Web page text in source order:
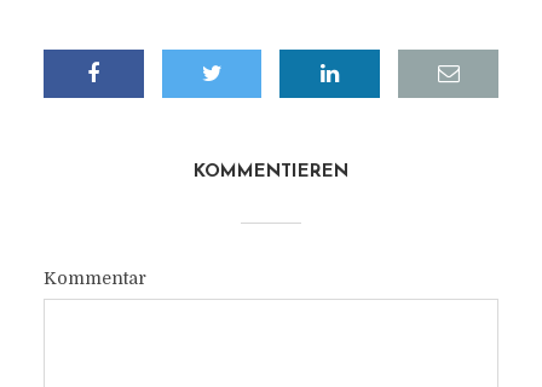
KOMMENTIEREN
Kommentar